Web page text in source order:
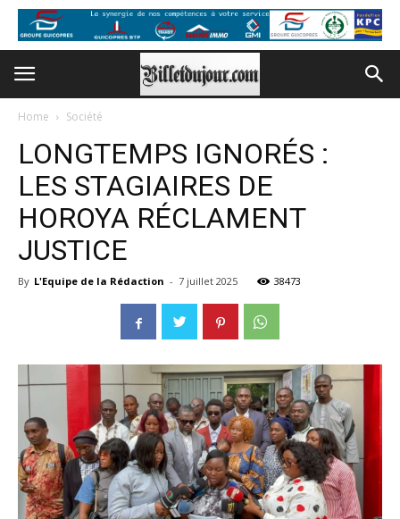
Home Société
LONGTEMPS IGNORÉS :
LES STAGIAIRES DE
HOROYA RÉCLAMENT
JUSTICE
By L'Equipe de la Rédaction - 7 juillet 2025 38473